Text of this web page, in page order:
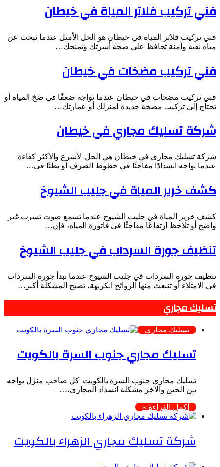
فني تركيب فلاتر المياة في خيطان
فني تركيب فلاتر المياة في خيطان هو الحل الأمثل عندما تبحث عن
مياه نقية وآمنة تحافظ على صحة أسرتك وتمنحك…
فني تركيب مضخات في خيطان
فني تركيب مضخات في خيطان عندما تواجه ضعفًا في ضخ المياه أو
تحتاج إلى تركيب مضخة جديدة لمنزلك أو عمارتك…
شركة تسليك مجاري في خيطان
شركة تسليك مجاري في خيطان هي الحل الأسرع والأكثر كفاءة
عندما تواجه انسدادًا مفاجئًا في خطوط الصرف أو بطئًا في…
كشف خرير المياة في جليب الشيوخ
كشف خرير المياة في جليب الشيوخ عندما تسمع صوت تسرب غير
واضح أو تلاحظ ارتفاعًا مفاجئًا في فاتورة المياه، فإن…
تنظيف جورة السرداب في جليب الشيوخ
تنظيف جورة السرداب في جليب الشيوخ عندما تبدأ جورة السرداب
في الامتلاء أو تنبعث منها الروائح الكريهة، تصبح المشكلة أكبر…
تسليك مجاري
تسليك مجاري
تسليك مجاري جنوب السرة بالكويت
تسليك مجاري جنوب السرة بالكويت كل صاحب منزل يواجه
بين الحين والآخر مشكلة انسداد المجاري،…
أكمل القراءة »
شركة تسليك مجاري الزهراء بالكويت